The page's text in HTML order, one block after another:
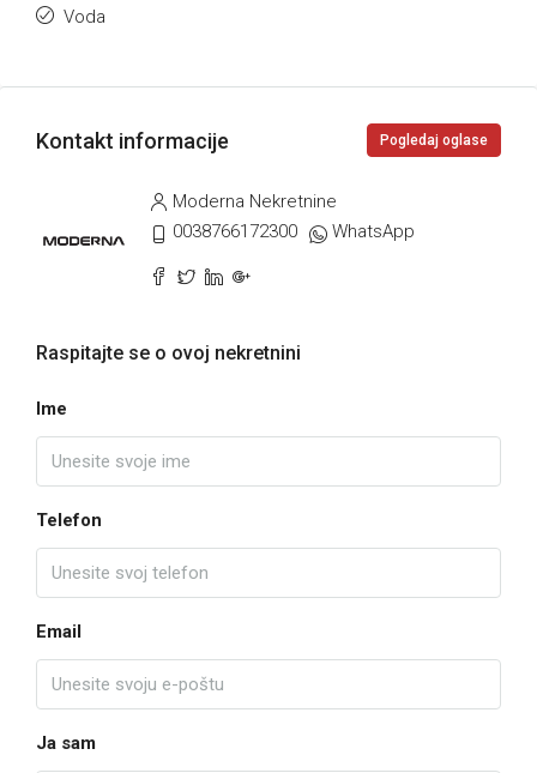
Voda
Kontakt informacije Pogledaj oglase
Moderna Nekretnine
0038766172300
WhatsApp
Raspitajte se o ovoj nekretnini
Ime
Telefon
Email
Ja sam